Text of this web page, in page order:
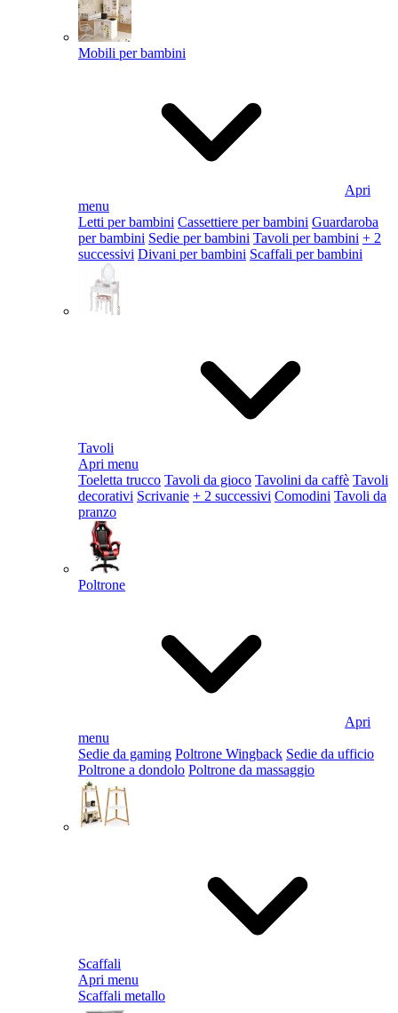
Mobili per bambini
Apri
menu
Letti per bambini Cassettiere per bambini Guardaroba
per bambini Sedie per bambini Tavoli per bambini + 2
successivi Divani per bambini Scaffali per bambini
Tavoli
Apri menu
Toeletta trucco Tavoli da gioco Tavolini da caffè Tavoli
decorativi Scrivanie + 2 successivi Comodini Tavoli da
pranzo
Poltrone
Apri
menu
Sedie da gaming Poltrone Wingback Sedie da ufficio
Poltrone a dondolo Poltrone da massaggio
Scaffali
Apri menu
Scaffali metallo